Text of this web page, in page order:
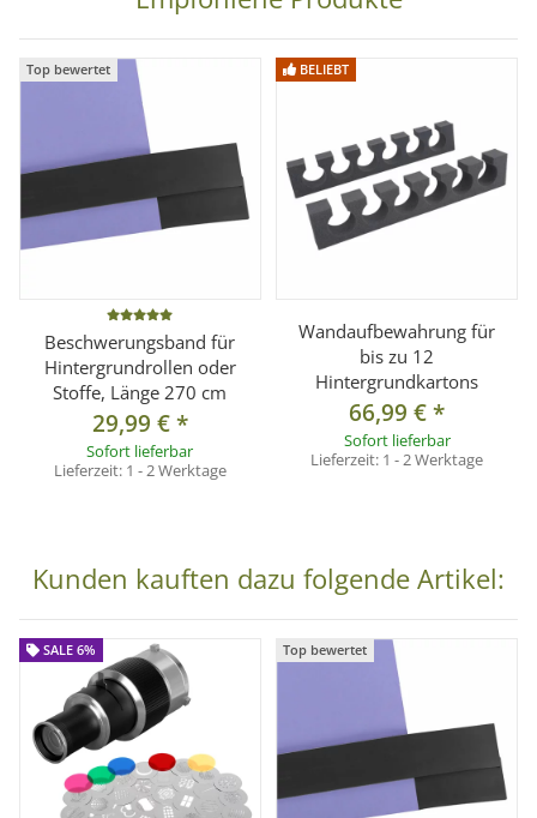
Hochwertiger Karton (145 g/m²)
2,72 m
ca. 6,35 kg
Pappkern-Innendurchmesser:
ca. 54 mm
Farbbeständigkeit:
Der Hintergrundkarton ist für den
Studioeinsatz optimiert und bietet eine hohe
Farbstabilität.
Lieferumfang
1x Hintergrundkarton Brick (2,72 x 11 m)
Top bewertet
Beschwerungsband für
Hintergrundrollen oder
Stoffe, Länge 270 cm
29,99 €*
Sofort lieferbar
Lieferzeit: 1 - 2 Werktage
BELIEBT
Wandaufbewahrung für
bis zu 12
Hintergrundkartons
66,99 €*
Sofort lieferbar
Lieferzeit: 1 - 2 Werktage
Kunden kauften dazu folgende Artikel:
SALE 6% Top bewertet